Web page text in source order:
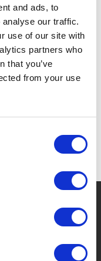
and ads, to
our traffic.
use of our site with
partners who
that you’ve
from your use